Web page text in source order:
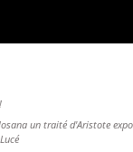
un traité d'Aristote